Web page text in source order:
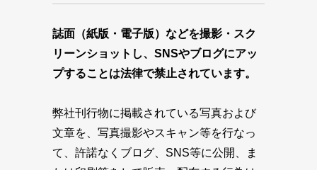
誌面（紙版・電子版）などを撮影・スク
リーンショットし、SNSやブログにアッ
プすることは法律で禁止されています。
弊社刊行物に掲載されている写真および
文章を、写真撮影やスキャン等を行なっ
て、許諾なくブログ、SNS等に公開、ま